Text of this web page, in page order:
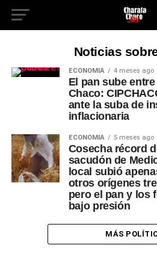
Noticias
ECONOMÍA 4 meses ago
El pan sube entre
Chaco:
ante la suba de
inflacionaria
ECONOMÍA 5 meses ago
Cosecha récord
sacudón de
local subió
otros orígenes
pero el pan y los
bajo presión
MÁS